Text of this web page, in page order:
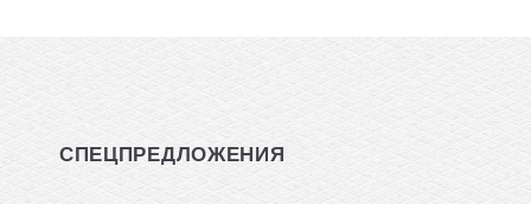
СПЕЦПРЕДЛОЖЕНИЯ